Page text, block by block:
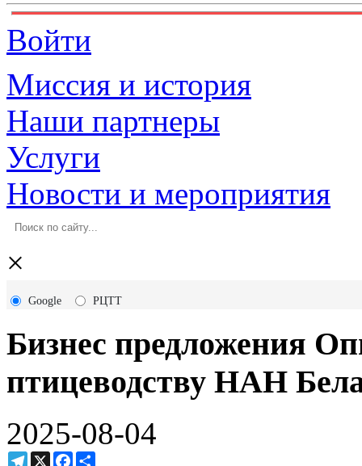
Войти
Миссия и история
Наши партнеры
Услуги
Новости и мероприятия
×
Google РЦТТ
Бизнес предложения
птицеводству НАН
2025-08-04
Telegram
X Facebook